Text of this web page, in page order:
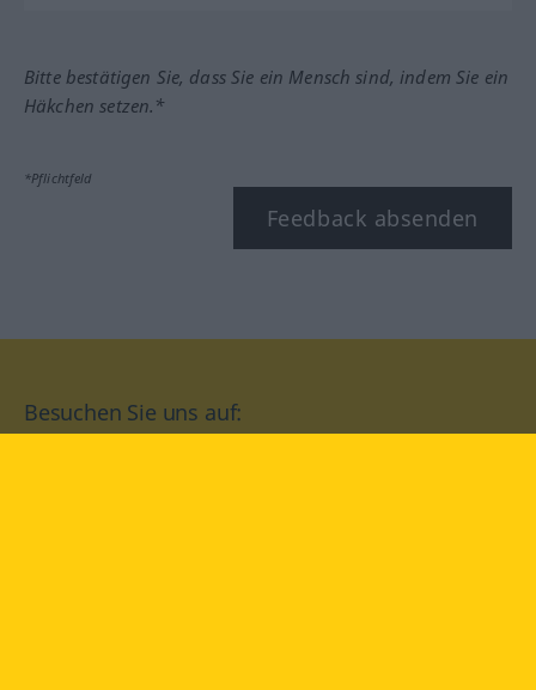
Bitte bestätigen Sie, dass Sie ein Mensch sind, indem Sie ein
Häkchen setzen.*
*Pflichtfeld
Feedback absenden
Besuchen Sie uns auf: